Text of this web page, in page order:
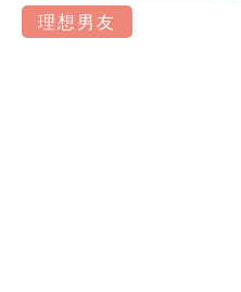
理想男友